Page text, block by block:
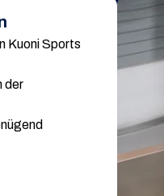
Kuoni Sports
der